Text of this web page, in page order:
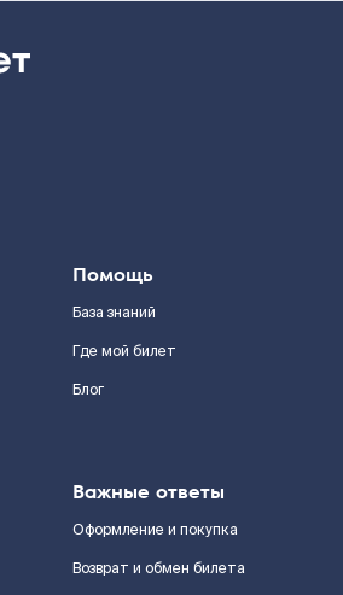
Помощь
База знаний
Где мой билет
Блог
Важные ответы
Оформление и покупка
Возврат и обмен билета